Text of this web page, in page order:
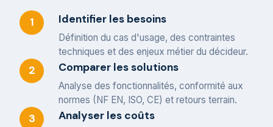
1 Identifier les besoins
Définition du cas d'usage, des contraintes
techniques et des enjeux métier du décideur.
2 Comparer les solutions
Analyse des fonctionnalités, conformité aux
normes (NF EN, ISO, CE) et retours terrain.
3 Analyser les coûts